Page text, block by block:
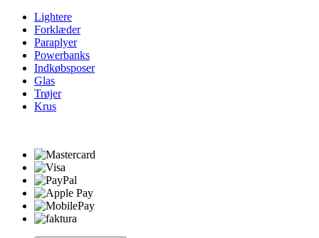
Lightere
Forklæder
Paraplyer
Powerbanks
Indkøbsposer
Glas
Trøjer
Krus